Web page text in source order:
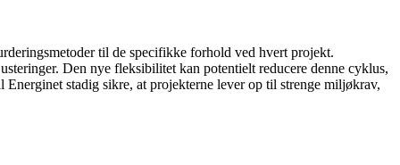
til de specifikke forhold ved hvert projekt.
Den nye fleksibilitet kan potentielt reducere denne cyklus,
stadig sikre, at projekterne lever op til strenge miljøkrav,